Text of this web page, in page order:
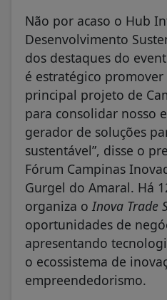
Não por acaso o Hub
Desenvolvimento
dos destaques do
é estratégico promover
principal projeto de
para consolidar nosso
gerador de soluções
sustentável”, disse o
Fórum Campinas
Gurgel do Amaral. Há
organiza oInova Trade
oportunidades de
apresentando
o ecossistema de
empreendedorismo.